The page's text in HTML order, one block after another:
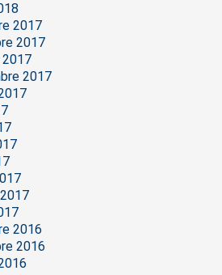
2017
2017
2017
2016
2016